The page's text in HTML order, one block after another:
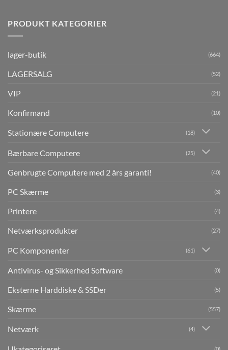
PRODUKT KATEGORIER
lager-butik (664)
LAGERSALG (52)
VIP (21)
Konfirmand (10)
Stationære Computere (18)
Bærbare Computere (25)
Genbrugte Computere med 2 års garanti! (40)
PC Skærme (3)
Printere (4)
Netværksprodukter (27)
PC Komponenter (61)
Antivirus- og Sikkerhed Software (0)
Eksterne Harddiske & SSDer (5)
Skærme (557)
Netværk (4)